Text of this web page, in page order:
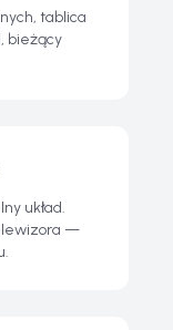
tablica
bieżący
układ.
—